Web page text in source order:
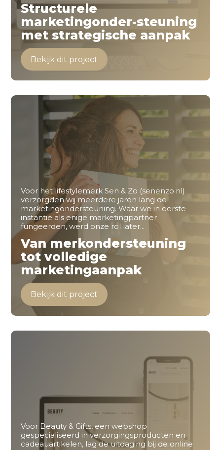
Structurele
marketingonder-steuning
met strategische aanpak
Bekijk dit project
Voor het lifestylemerk Sen & Zo (senenzo.nl)
verzorgden wij meerdere jaren lang de
marketingondersteuning. Waar we in eerste
instantie als enige marketingpartner
fungeerden, werd onze rol later...
Van merkondersteuning
tot volledige
marketingaanpak
Bekijk dit project
Voor Beauty & Gifts, een webshop
gespecialiseerd in verzorgingsproducten en
cadeauartikelen, lag de uitdaging bij de online